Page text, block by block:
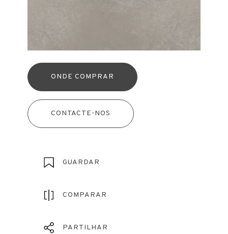
ONDE COMPRAR
CONTACTE-NOS
GUARDAR
COMPARAR
PARTILHAR